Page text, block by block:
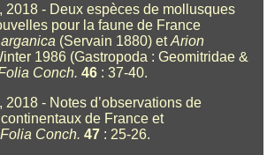
2018 - Deux espèces de mollusques
pour la faune de France
(Servain 1880) etArion
1986 (Gastropoda : Geomitridae &
Conch. 46 : 37-40.
2018 - Notes d’observations de
de France et
Folia Conch. 47 : 25-26.